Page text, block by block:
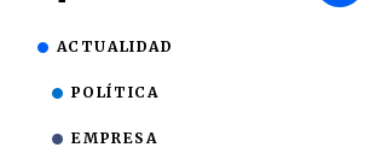
ACTUALIDAD
POLÍTICA
EMPRESA